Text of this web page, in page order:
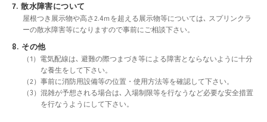
7. 散水障害について
屋根つき展示物や高さ2.4ｍを超える展示物等については､ スプリンクラ
ーの散水障害等になりますので事前にご相談下さい。
8. その他
（1）電気配線は､ 避難の際つまづき等による障害とならないように十分
な養生をして下さい。
（2）事前に消防用設備等の位置・使用方法等を確認して下さい。
（3）混雑が予想される場合は､ 入場制限等を行なうなど必要な安全措置
を行なうようにして下さい。